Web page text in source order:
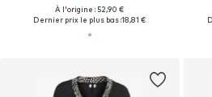
À l'origine : 52,90 €
Dernier prix le plus bas :18,81 €